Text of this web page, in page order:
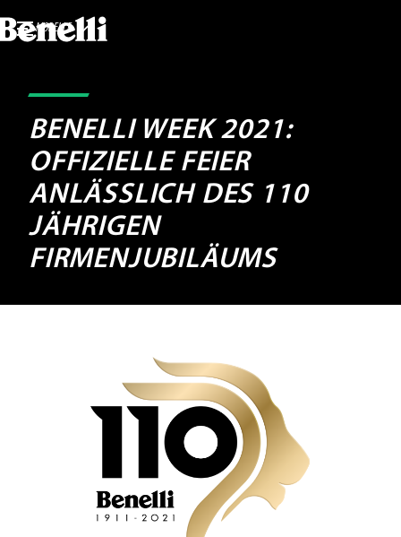
MODELLE
BENELLI WEEK 2021:
OFFIZIELLE FEIER
ANLÄSSLICH DES 110
JÄHRIGEN
FIRMENJUBILÄUMS